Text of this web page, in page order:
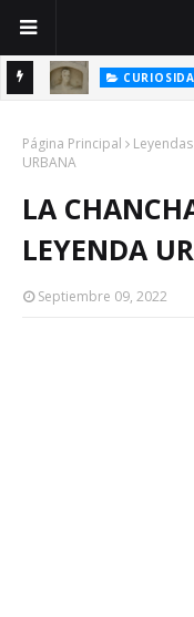
NEGRA
Página Principal Leyendas
URBANA
LA
LEYENDA
Septiembre 09, 2022